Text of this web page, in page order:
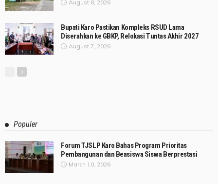
August 8, 2026
Bupati Karo Pastikan Kompleks RSUD Lama
Diserahkan ke GBKP, Relokasi Tuntas Akhir 2027
August 7, 2026
Populer
Forum TJSLP Karo Bahas Program Prioritas
Pembangunan dan Beasiswa Siswa Berprestasi
March 10, 2026